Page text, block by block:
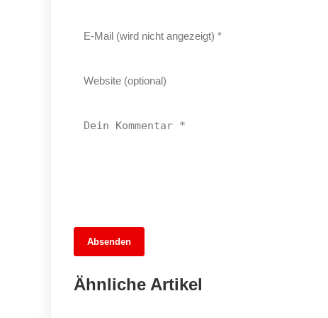
Absenden
Ähnliche Artikel
Tina das Schaf: Das tierische Orakel
für das WM-Spiel Deutschland gegen